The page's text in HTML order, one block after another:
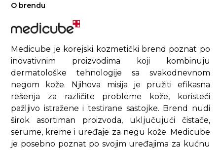
O brendu
Medicube je korejski kozmetički brend poznat po
inovativnim proizvodima koji kombinuju
dermatološke tehnologije sa svakodnevnom
negom kože. Njihova misija je pružiti efikasna
rešenja za različite probleme kože, koristeći
pažljivo istražene i testirane sastojke. Brend nudi
širok asortiman proizvoda, uključujući čistače,
serume, kreme i uređaje za negu kože. Medicube
je posebno poznat po svojim uređajima za kućnu